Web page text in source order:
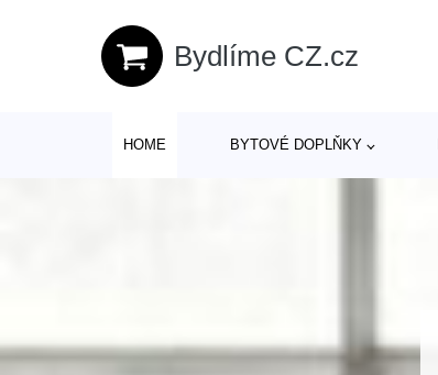
Bydlíme CZ.cz
HOME BYTOVÉ DOPLŇKY